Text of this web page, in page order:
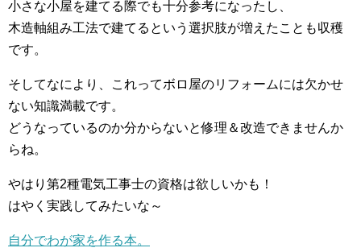
小さな小屋を建てる際でも十分参考になったし、
木造軸組み工法で建てるという選択肢が増えたことも収穫
です。
そしてなにより、これってボロ屋のリフォームには欠かせ
ない知識満載です。
どうなっているのか分からないと修理＆改造できませんか
らね。
やはり第2種電気工事士の資格は欲しいかも！
はやく実践してみたいな～
自分でわが家を作る本。